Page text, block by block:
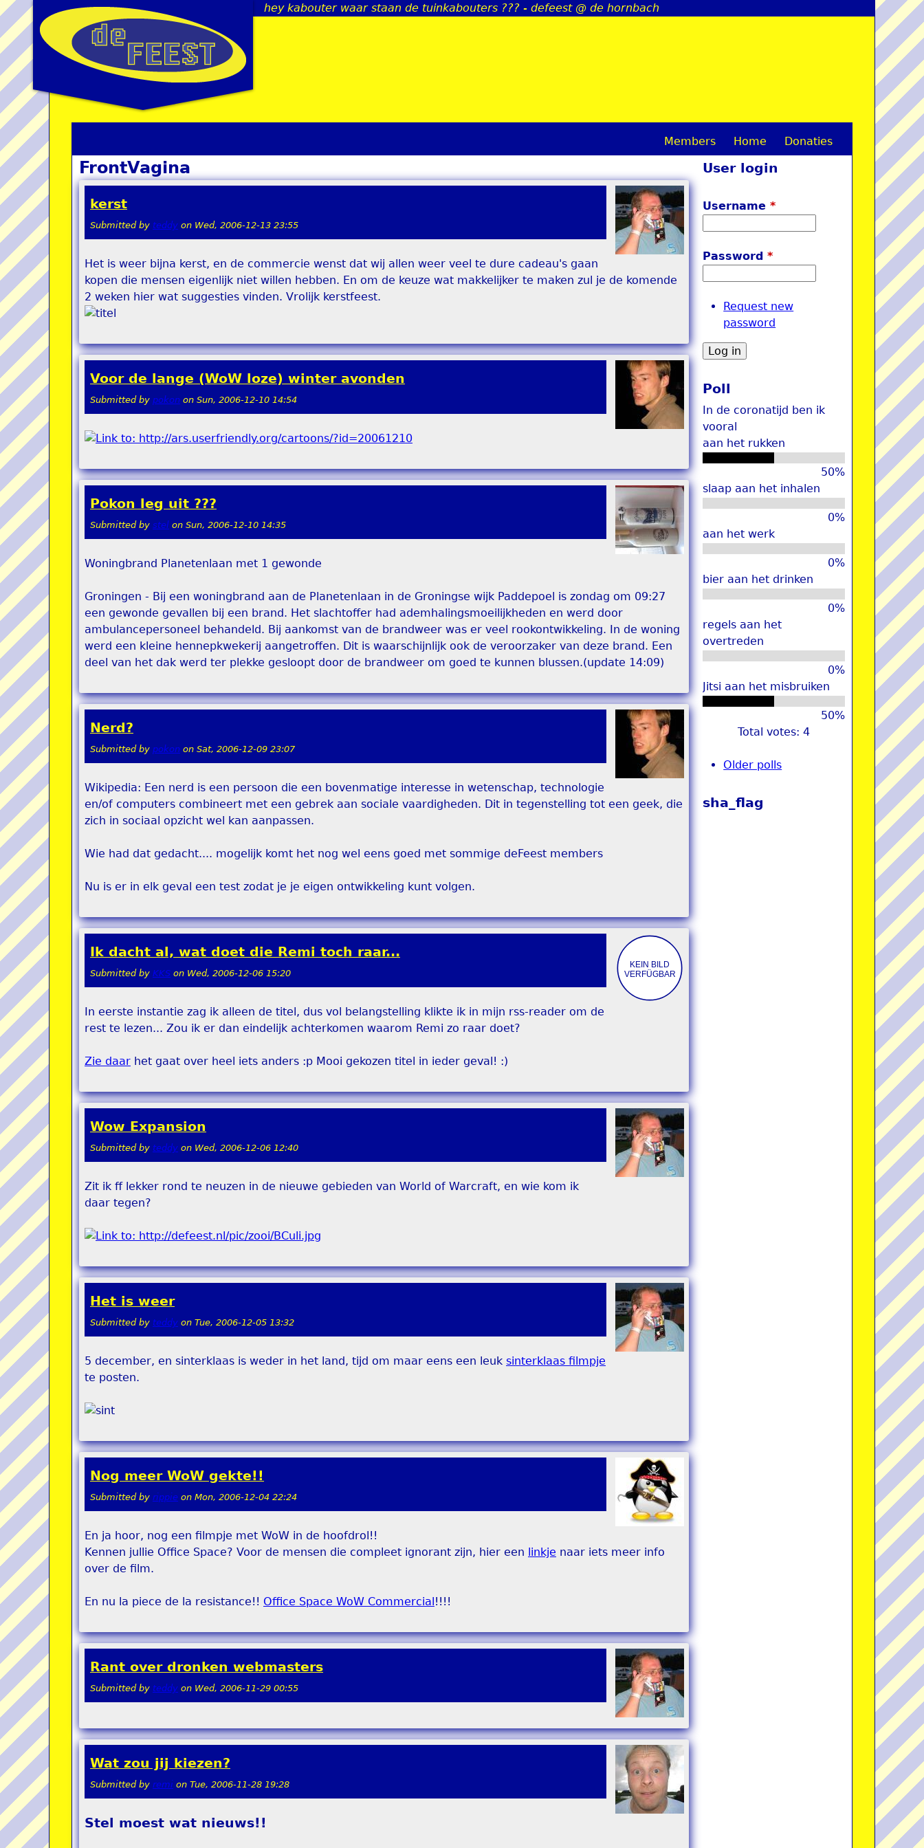
Jump to navigation
hey kabouter waar staan de tuinkabouters ??? - defeest @ de hornbach
FrontVagina
kerst
Submitted by teddy on Wed, 2006-12-13 23:55
Het is weer bijna kerst, en de commercie wenst dat wij allen weer veel te dure cadeau's gaan
kopen die mensen eigenlijk niet willen hebben. En om de keuze wat makkelijker te maken zul je de komende
2 weken hier wat suggesties vinden. Vrolijk kerstfeest.
Voor de lange (WoW loze) winter avonden
Submitted by pokon on Sun, 2006-12-10 14:54
Pokon leg uit ???
Submitted by stel on Sun, 2006-12-10 14:35
Woningbrand Planetenlaan met 1 gewonde
Groningen - Bij een woningbrand aan de Planetenlaan in de Groningse wijk Paddepoel is zondag om 09:27
een gewonde gevallen bij een brand. Het slachtoffer had ademhalingsmoeilijkheden en werd door
ambulancepersoneel behandeld. Bij aankomst van de brandweer was er veel rookontwikkeling. In de woning
werd een kleine hennepkwekerij aangetroffen. Dit is waarschijnlijk ook de veroorzaker van deze brand. Een
deel van het dak werd ter plekke gesloopt door de brandweer om goed te kunnen blussen.(update 14:09)
Nerd?
Submitted by pokon on Sat, 2006-12-09 23:07
Wikipedia: Een nerd is een persoon die een bovenmatige interesse in wetenschap, technologie
en/of computers combineert met een gebrek aan sociale vaardigheden. Dit in tegenstelling tot een geek, die
zich in sociaal opzicht wel kan aanpassen.
Wie had dat gedacht.... mogelijk komt het nog wel eens goed met sommige deFeest members
Nu is er in elk geval een test zodat je je eigen ontwikkeling kunt volgen.
Ik dacht al, wat doet die Remi toch raar...
Submitted by KKS on Wed, 2006-12-06 15:20
In eerste instantie zag ik alleen de titel, dus vol belangstelling klikte ik in mijn rss-reader om de
rest te lezen... Zou ik er dan eindelijk achterkomen waarom Remi zo raar doet?
Zie daar het gaat over heel iets anders :p Mooi gekozen titel in ieder geval! :)
Wow Expansion
Submitted by teddy on Wed, 2006-12-06 12:40
Zit ik ff lekker rond te neuzen in de nieuwe gebieden van World of Warcraft, en wie kom ik
daar tegen?
Het is weer
Submitted by teddy on Tue, 2006-12-05 13:32
5 december, en sinterklaas is weder in het land, tijd om maar eens een leuk sinterklaas filmpje
te posten.
Nog meer WoW gekte!!
Submitted by rippie on Mon, 2006-12-04 22:24
En ja hoor, nog een filmpje met WoW in de hoofdrol!!
Kennen jullie Office Space? Voor de mensen die compleet ignorant zijn, hier een linkje naar iets meer info
over de film.
En nu la piece de la resistance!! Office Space WoW Commercial!!!!
Rant over dronken webmasters
Submitted by teddy on Wed, 2006-11-29 00:55
Wat zou jij kiezen?
Submitted by remi on Tue, 2006-11-28 19:28
Stel moest wat nieuws!!
M
a
i
n
m
e
Members Home Donaties
User login
Username*
Password*
Request new
password
Poll
In de coronatijd ben ik
vooral
aan het rukken
50%
slaap aan het inhalen
0%
aan het werk
0%
bier aan het drinken
0%
regels aan het
overtreden
0%
Jitsi aan het misbruiken
50%
Total votes: 4
Older polls
sha_flag